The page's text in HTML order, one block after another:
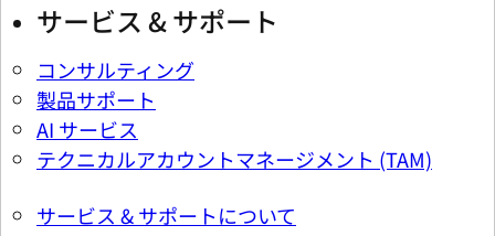
サービス & サポート
コンサルティング
製品サポート
AI サービス
テクニカルアカウントマネージメント (TAM)
サービス & サポートについて